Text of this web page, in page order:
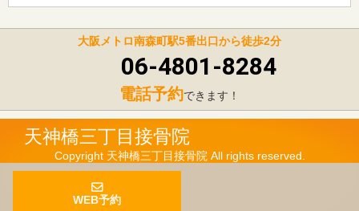
大阪メトロ南森町駅5番出口から徒歩2分
06-4801-8284
電話予約できます！
天神橋三丁目接骨院
Copyright 天神橋三丁目接骨院 All rights reserved.
WEB予約